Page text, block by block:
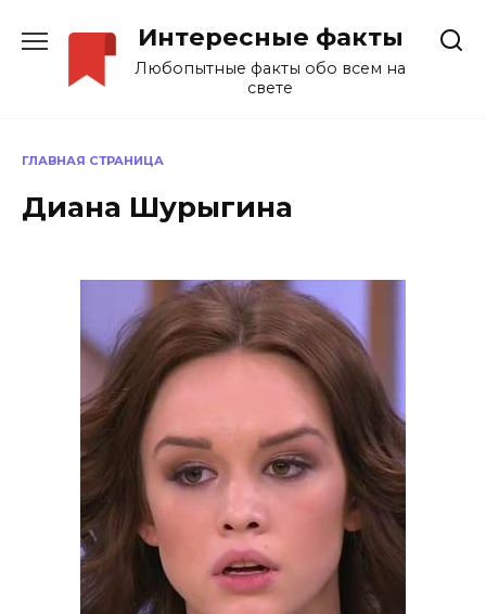
содержанию
Интересные факты
Любопытные факты обо всем на
свете
ГЛАВНАЯ СТРАНИЦА
Диана Шурыгина